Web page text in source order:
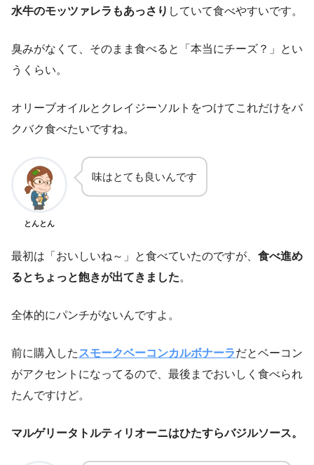
水牛のモッツァレラもあっさり していて食べやすいです。
臭みがなくて、そのまま食べると「本当にチーズ？」とい
うくらい。
オリーブオイルとクレイジーソルトをつけてこれだけをバ
クバク食べたいですね。
とんとん
味はとても良いんです
最初は「おいしいね～」と食べていたのですが、 食べ進め
るとちょっと飽きが出てきました。
全体的にパンチがないんですよ。
前に購入したスモークベーコンカルボナーラだとベーコン
がアクセントになってるので、最後までおいしく食べられ
たんですけど。
マルゲリータトルティリオーニはひたすらバジルソース。